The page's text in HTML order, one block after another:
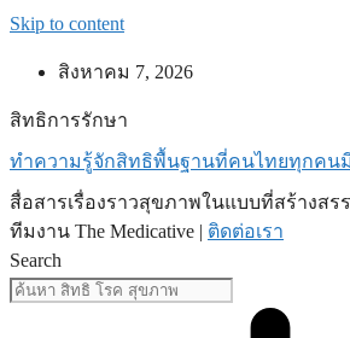
Skip to content
สิงหาคม 7, 2026
สิทธิการรักษา
ทำความรู้จักสิทธิพื้นฐานที่คนไทยทุกคน
สื่อสารเรื่องราวสุขภาพในแบบที่สร้างสร
ทีมงาน The Medicative | ติดต่อเรา
Search